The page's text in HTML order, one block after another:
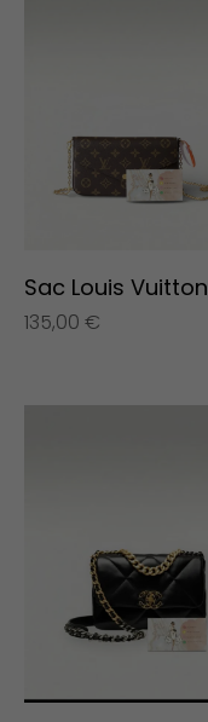
Sac Louis Vuitton
135,00 €